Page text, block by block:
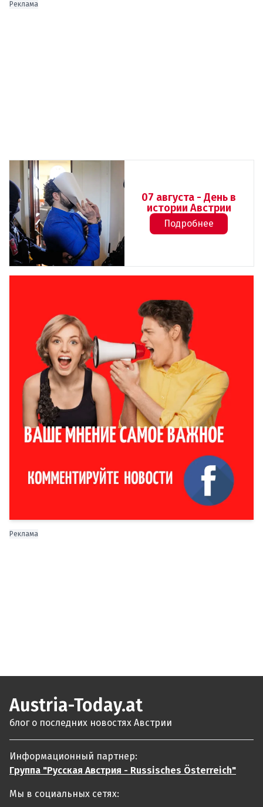
Реклама
07 августа - День в
истории Австрии
Подробнее
Реклама
Austria-Today.at
блог о последних новостях Австрии
Информационный партнер:
Группа "Русская Австрия - Russisches Österreich"
Мы в социальных сетях: